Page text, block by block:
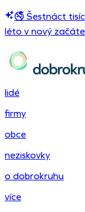
🚭 Šestnáct
léto v nový
lidé
firmy
obce
neziskovky
o dobrokruhu
více